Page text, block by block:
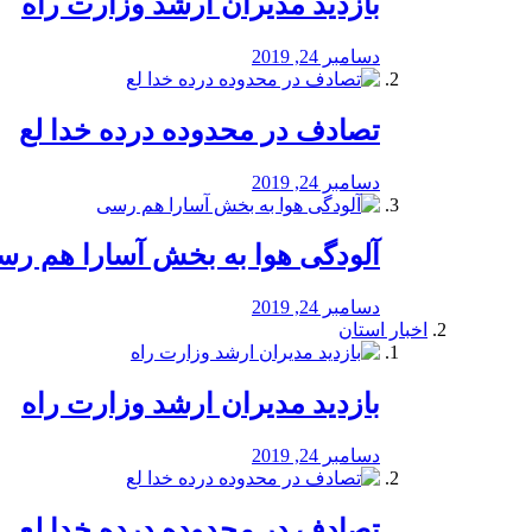
دسامبر 24, 2019
تصادف در محدوده درده خدا لع
دسامبر 24, 2019
آلودگی هوا به بخش آسارا هم
دسامبر 24, 2019
اخبار استان
بازدید مدیران ارشد وزارت راه
دسامبر 24, 2019